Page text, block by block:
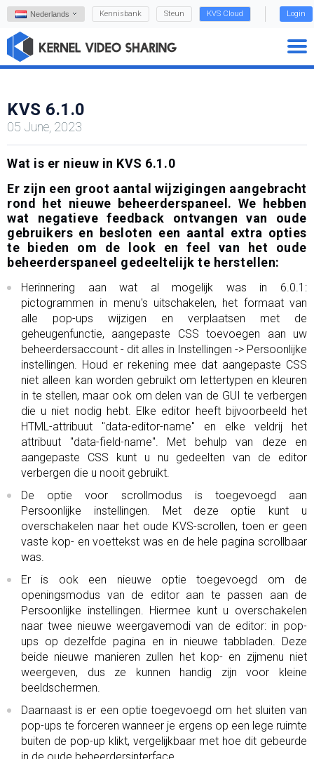
Nederlands Kennisbank Steun KVS Cloud Login
KVS 6.1.0
05 June, 2023
Wat is er nieuw in KVS 6.1.0
Er zijn een groot aantal wijzigingen aangebracht
rond het nieuwe beheerderspaneel. We hebben
wat negatieve feedback ontvangen van oude
gebruikers en besloten een aantal extra opties
te bieden om de look en feel van het oude
beheerderspaneel gedeeltelijk te herstellen:
Herinnering aan wat al mogelijk was in 6.0.1:
pictogrammen in menu's uitschakelen, het formaat van
alle pop-ups wijzigen en verplaatsen met de
geheugenfunctie, aangepaste CSS toevoegen aan uw
beheerdersaccount - dit alles in Instellingen -> Persoonlijke
instellingen. Houd er rekening mee dat aangepaste CSS
niet alleen kan worden gebruikt om lettertypen en kleuren
in te stellen, maar ook om delen van de GUI te verbergen
die u niet nodig hebt. Elke editor heeft bijvoorbeeld het
HTML-attribuut "data-editor-name" en elke veldrij het
attribuut "data-field-name". Met behulp van deze en
aangepaste CSS kunt u nu gedeelten van de editor
verbergen die u nooit gebruikt.
De optie voor scrollmodus is toegevoegd aan
Persoonlijke instellingen. Met deze optie kunt u
overschakelen naar het oude KVS-scrollen, toen er geen
vaste kop- en voettekst was en de hele pagina scrollbaar
was.
Er is ook een nieuwe optie toegevoegd om de
openingsmodus van de editor aan te passen aan de
Persoonlijke instellingen. Hiermee kunt u overschakelen
naar twee nieuwe weergavemodi van de editor: in pop-
ups op dezelfde pagina en in nieuwe tabbladen. Deze
beide nieuwe manieren zullen het kop- en zijmenu niet
weergeven, dus ze kunnen handig zijn voor kleine
beeldschermen.
Daarnaast is er een optie toegevoegd om het sluiten van
pop-ups te forceren wanneer je ergens op een lege ruimte
buiten de pop-up klikt, vergelijkbaar met hoe dit gebeurde